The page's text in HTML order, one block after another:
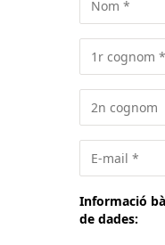
Informació
de dades: